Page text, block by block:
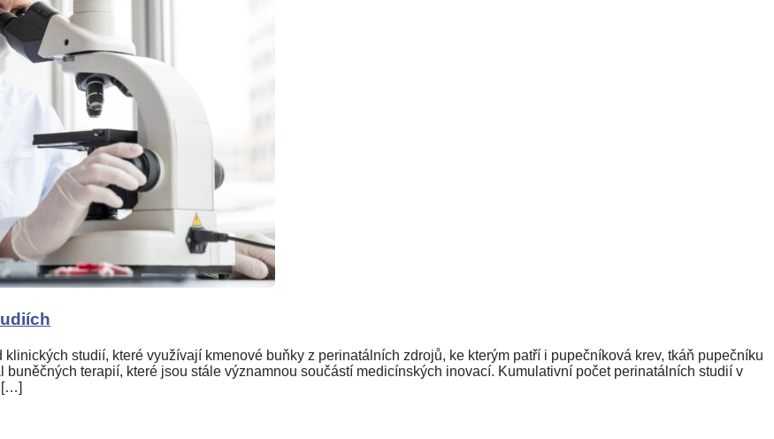
studií, které využívají kmenové buňky z perinatálních zdrojů, ke kterým patří i pupečníková krev, tkáň pupečníku
terapií, které jsou stále významnou součástí medicínských inovací. Kumulativní počet perinatálních studií v
[…]